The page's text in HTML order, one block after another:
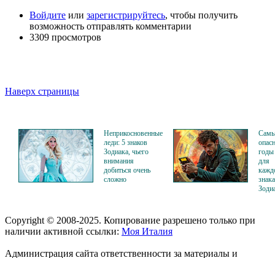
Войдите или зарегистрируйтесь, чтобы получить
возможность отправлять комментарии
3309 просмотров
Наверх страницы
Неприкосновенные
леди: 5 знаков
Зодиака, чьего
внимания
добиться очень
сложно
годы
для
знака
Copyright © 2008-2025. Копирование разрешено только при
наличии активной ссылки: Моя Италия
Администрация сайта ответственности за материалы и